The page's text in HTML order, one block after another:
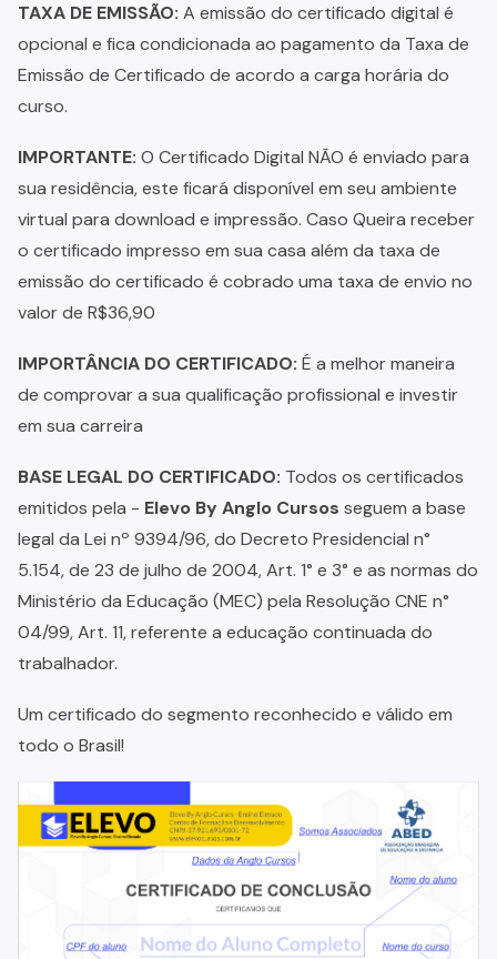
TAXA DE EMISSÃO: A emissão do certificado digital é
opcional e fica condicionada ao pagamento da Taxa de
Emissão de Certificado de acordo a carga horária do
curso.
IMPORTANTE: O Certificado Digital NÃO é enviado para
sua residência, este ficará disponível em seu ambiente
virtual para download e impressão. Caso Queira receber
o certificado impresso em sua casa além da taxa de
emissão do certificado é cobrado uma taxa de envio no
valor de R$36,90
IMPORTÂNCIA DO CERTIFICADO: É a melhor maneira
de comprovar a sua qualificação profissional e investir
em sua carreira
BASE LEGAL DO CERTIFICADO: Todos os certificados
emitidos pela - Elevo By Anglo Cursos seguem a base
legal da Lei nº 9394/96, do Decreto Presidencial n°
5.154, de 23 de julho de 2004, Art. 1° e 3° e as normas do
Ministério da Educação (MEC) pela Resolução CNE n°
04/99, Art. 11, referente a educação continuada do
trabalhador.
Um certificado do segmento reconhecido e válido em
todo o Brasil!